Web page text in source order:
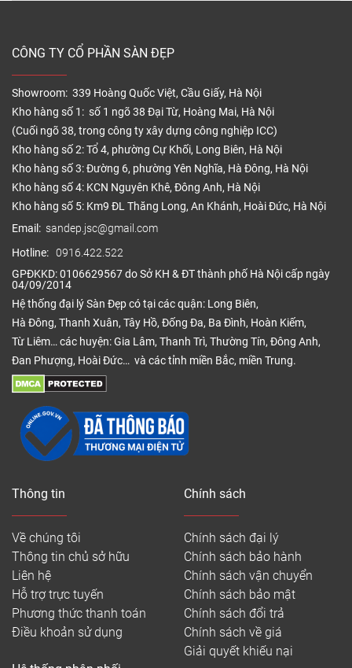
CÔNG TY CỔ PHẦN SÀN ĐẸP
Showroom: 339 Hoàng Quốc Việt, Cầu Giấy, Hà Nội
Kho hàng số 1: số 1 ngõ 38 Đại Từ, Hoàng Mai, Hà Nội
(Cuối ngõ 38, trong công ty xây dựng công nghiệp ICC)
Kho hàng số 2: Tổ 4, phường Cự Khối, Long Biên, Hà Nội
Kho hàng số 3: Đường 6, phường Yên Nghĩa, Hà Đông, Hà Nội
Kho hàng số 4: KCN Nguyên Khê, Đông Anh, Hà Nội
Kho hàng số 5: Km9 ĐL Thăng Long, An Khánh, Hoài Đức, Hà Nội
Email: sandep.jsc@gmail.com
Hotline: 0916.422.522
GPĐKKD: 0106629567 do Sở KH & ĐT thành phố Hà Nội cấp ngày
04/09/2014
Hệ thống đại lý Sàn Đẹp có tại các quận: Long Biên,
Hà Đông, Thanh Xuân, Tây Hồ, Đống Đa, Ba Đình, Hoàn Kiếm,
Từ Liêm… các huyện: Gia Lâm, Thanh Trì, Thường Tín, Đông Anh,
Đan Phượng, Hoài Đức… và các tỉnh miền Bắc, miền Trung.
Thông tin
Về chúng tôi
Thông tin chủ sở hữu
Liên hệ
Hỗ trợ trực tuyến
Phương thức thanh toán
Điều khoản sử dụng
Chính sách
Chính sách đại lý
Chính sách bảo hành
Chính sách vận chuyển
Chính sách bảo mật
Chính sách đổi trả
Chính sách về giá
Giải quyết khiếu nại